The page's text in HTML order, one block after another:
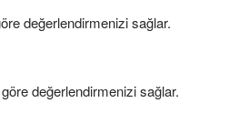
değerlendirmenizi sağlar.
değerlendirmenizi sağlar.